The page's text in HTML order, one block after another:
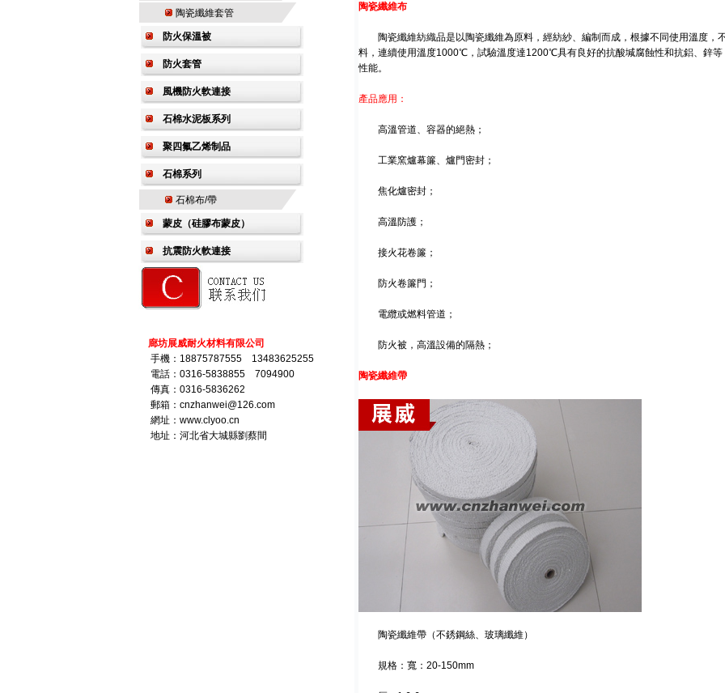
陶瓷纖維套管
防火保溫被
防火套管
風機防火軟連接
石棉水泥板系列
聚四氟乙烯制品
石棉系列
石棉布/帶
蒙皮（硅膠布蒙皮）
抗震防火軟連接
廊坊展威耐火材料有限公司
手機：18875787555 13483625255
電話：0316-5838855 7094900
傳真：0316-5836262
郵箱：cnzhanwei@126.com
網址：www.clyoo.cn
地址：河北省大城縣劉蔡間
陶瓷纖維布
陶瓷纖維紡織品是以陶瓷纖維為原料，經紡紗、編制而成，根據不同使用溫度，
料，連續使用溫度1000℃，試驗溫度達1200℃具有良好的抗酸堿腐蝕性和抗鋁、鋅
性能。
產品應用：
高溫管道、容器的絕熱；
工業窯爐幕簾、爐門密封；
焦化爐密封；
高溫防護；
接火花卷簾；
防火卷簾門；
電纜或燃料管道；
防火被，高溫設備的隔熱；
陶瓷纖維帶
陶瓷纖維帶（不銹鋼絲、玻璃纖維）
規格：寬：20-150mm